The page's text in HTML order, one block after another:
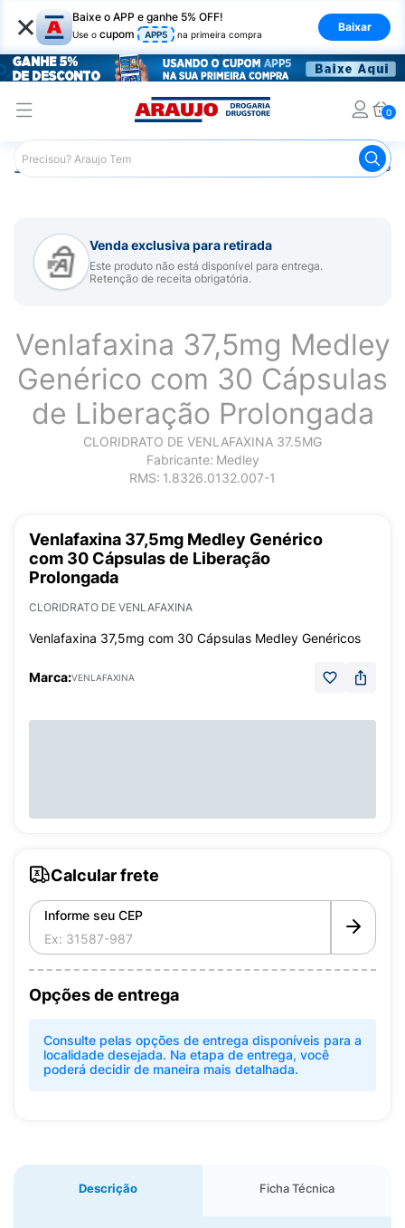
× Baixe o APP e ganhe 5% OFF!
Use o cupom APP5 na primeira compra
Baixar
0
Araujo Medicamentos Remédio para Sistema Nervoso
Venda exclusiva para retirada
Este produto não está disponível para entrega.
Retenção de receita obrigatória.
Venlafaxina 37,5mg Medley
Genérico com 30 Cápsulas
de Liberação Prolongada
CLORIDRATO DE VENLAFAXINA 37.5MG
Fabricante: Medley
RMS: 1.8326.0132.007-1
Venlafaxina 37,5mg Medley Genérico
com 30 Cápsulas de Liberação
Prolongada
CLORIDRATO DE VENLAFAXINA
Venlafaxina 37,5mg com 30 Cápsulas Medley Genéricos
Marca:VENLAFAXINA
Calcular frete
Informe seu CEP
Opções de entrega
Consulte pelas opções de entrega disponíveis para a
localidade desejada. Na etapa de entrega, você
poderá decidir de maneira mais detalhada.
Descrição Ficha Técnica